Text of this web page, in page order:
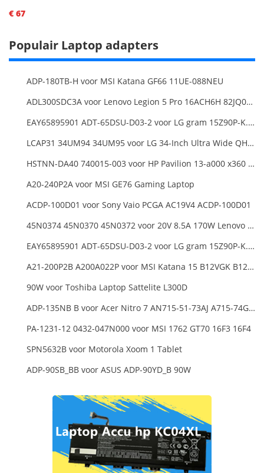
€ 67
Populair Laptop adapters
ADP-180TB-H voor MSI Katana GF66 11UE-088NEU
ADL300SDC3A voor Lenovo Legion 5 Pro 16ACH6H 82JQ008HUK 82JQ008
EAY65895901 ADT-65DSU-D03-2 voor LG gram 15Z90P-K.ARB6U1 16T90P, LG gram 15Z90Q 16Z90Q 17Z90Q16Z95PD Series
LCAP31 34UM94 34UM95 voor LG 34-Inch Ultra Wide QHD Monitor LED
HSTNN-DA40 740015-003 voor HP Pavilion 13-a000 x360 11-h000 x2 Series 19.5v 45w 2.31a Blue Charger+Cord
A20-240P2A voor MSI GE76 Gaming Laptop
ACDP-100D01 voor Sony Vaio PCGA AC19V4 ACDP-100D01
45N0374 45N0370 45N0372 voor 20V 8.5A 170W Lenovo ThinkPad W540 T540P
EAY65895901 ADT-65DSU-D03-2 voor LG gram 15Z90P-K.ARB6U1 16T90P, LG gram 15Z90Q 16Z90Q 17Z90Q16Z95PD Series
A21-200P2B A200A022P voor MSI Katana 15 B12VGK B12VFK B12VEK
90W voor Toshiba Laptop Sattelite L300D
ADP-135NB B voor Acer Nitro 7 AN715-51-73AJ A715-74G-52B0 Notebook
PA-1231-12 0432-047N000 voor MSI 1762 GT70 16F3 16F4
SPN5632B voor Motorola Xoom 1 Tablet
ADP-90SB_BB voor ASUS ADP-90YD_B 90W